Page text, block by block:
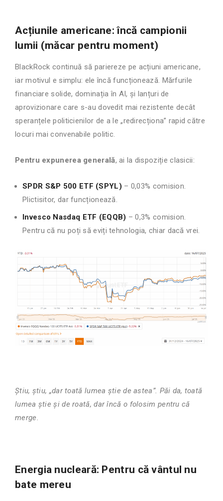
Acțiunile americane: încă campionii
lumii (măcar pentru moment)
BlackRock continuă să pariereze pe acțiuni americane,
iar motivul e simplu: ele încă funcționează. Mărfurile
financiare solide, dominația în AI, și lanțuri de
aprovizionare care s-au dovedit mai rezistente decât
speranțele politicienilor de a le „redirecționa” rapid către
locuri mai convenabile politic.
Pentru expunerea generală, ai la dispoziție clasicii:
SPDR S&P 500 ETF (SPYL) – 0,03% comision.
Plictisitor, dar funcționează.
Invesco Nasdaq ETF (EQQB) – 0,3% comision.
Pentru că nu poți să eviți tehnologia, chiar dacă vrei.
Știu, știu, „dar toată lumea știe de astea”. Păi da, toată
lumea știe și de roată, dar încă o folosim pentru că
merge.
Energia nucleară: Pentru că vântul nu
bate mereu